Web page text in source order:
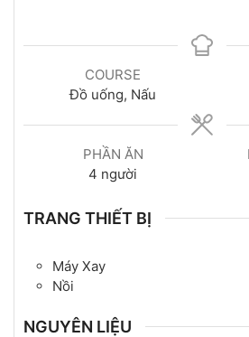
COURSE
Đồ uống, Nấu
PHẦN ĂN
4 người
TRANG THIẾT BỊ
Máy Xay
Nồi
NGUYÊN LIỆU